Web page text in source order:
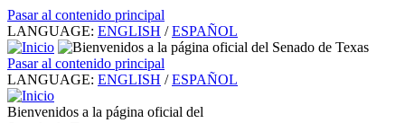
Pasar al contenido principal
LANGUAGE: ENGLISH / ESPAÑOL
Pasar al contenido principal
LANGUAGE: ENGLISH / ESPAÑOL
Bienvenidos a la página oficial del